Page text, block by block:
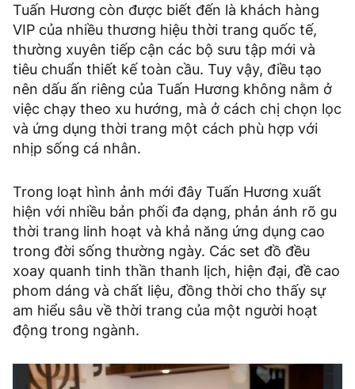
Tuấn Hương còn được biết đến là khách hàng
VIP của nhiều thương hiệu thời trang quốc tế,
thường xuyên tiếp cận các bộ sưu tập mới và
tiêu chuẩn thiết kế toàn cầu. Tuy vậy, điều tạo
nên dấu ấn riêng của Tuấn Hương không nằm ở
việc chạy theo xu hướng, mà ở cách chị chọn lọc
và ứng dụng thời trang một cách phù hợp với
nhịp sống cá nhân.
Trong loạt hình ảnh mới đây Tuấn Hương xuất
hiện với nhiều bản phối đa dạng, phản ánh rõ gu
thời trang linh hoạt và khả năng ứng dụng cao
trong đời sống thường ngày. Các set đồ đều
xoay quanh tinh thần thanh lịch, hiện đại, đề cao
phom dáng và chất liệu, đồng thời cho thấy sự
am hiểu sâu về thời trang của một người hoạt
động trong ngành.